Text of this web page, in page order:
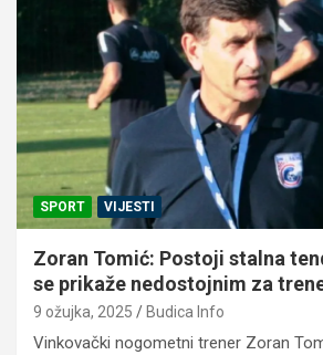
SPORT VIJESTI
Zoran Tomić: Postoji stalna
se prikaže nedostojnim za
9 ožujka, 2025 Budica Info
Vinkovački nogometni trener Zoran